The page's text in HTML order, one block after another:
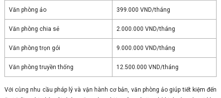
Văn phòng ảo 399.000 VND/tháng
Văn phòng chia sẻ 2.000.000 VND/tháng
Văn phòng trọn gói 9.000.000 VND/tháng
Văn phòng truyền thống 12.500.000 VND/tháng
Với cùng nhu cầu pháp lý và vận hành cơ bản, văn phòng ảo giúp tiết kiệm đến